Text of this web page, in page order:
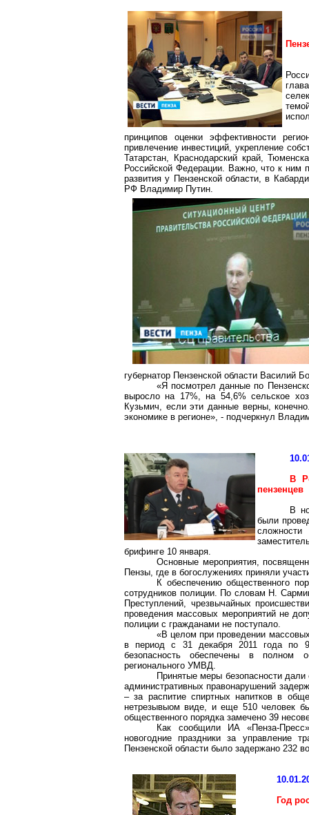
принципов оценки эффективности
привлечение инвестиций, укрепление
Татарстан, Краснодарский край,
Российской Федерации. Важно, что к ним
развития у Пензенской области, в
РФ Владимир Путин.
губернатор Пензенской области Василий
«Я посмотрел данные по
выросло на 17%, на 54,6% сельское
Кузьмич, если эти данные верны,
экономике в регионе», - подчеркнул
В
пензенцев
В
были
брифинге 10 января.
Основные мероприятия,
Пензы, где в богослужениях приняли
К обеспечению общественного
сотрудников полиции. По словам Н.
Преступлений, чрезвычайных
проведения массовых мероприятий не
полиции с гражданами не поступало.
«В целом при проведении
в период с 31 декабря 2011 года по
безопасность обеспечены в полном
регионального УМВД.
Принятые меры безопасности
административных правонарушений
– за распитие спиртных напитков в
нетрезывыом виде, и еще 510 человек
общественного порядка замечено 39
Как сообщили ИА «Пенза-
новогодние праздники за управление
Пензенской области было задержано
Год